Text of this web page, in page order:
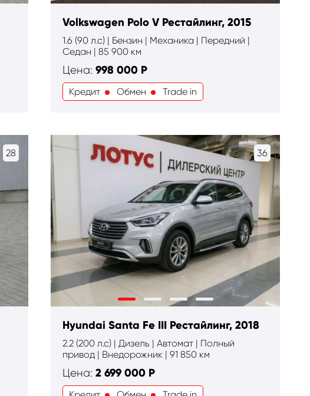
Volkswagen Polo V Рестайлинг, 2015
1.6 (90 л.с) | Бензин | Механика | Передний |
Cедан | 85 900 км
Цена:998 000 Р
Кредит Обмен Trade in
28 36
Hyundai Santa Fe III Рестайлинг, 2018
2.2 (200 л.с) | Дизель | Автомат | Полный
привод | Внедорожник | 91 850 км
Цена:2 699 000 Р